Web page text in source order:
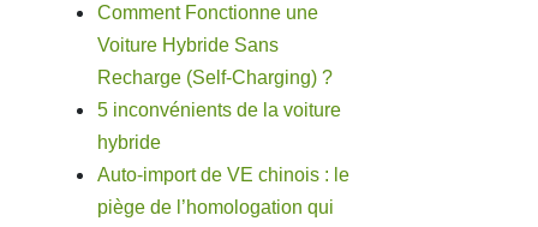
Comment Fonctionne une
Voiture Hybride Sans
Recharge (Self-Charging) ?
5 inconvénients de la voiture
hybride
Auto-import de VE chinois : le
piège de l’homologation qui